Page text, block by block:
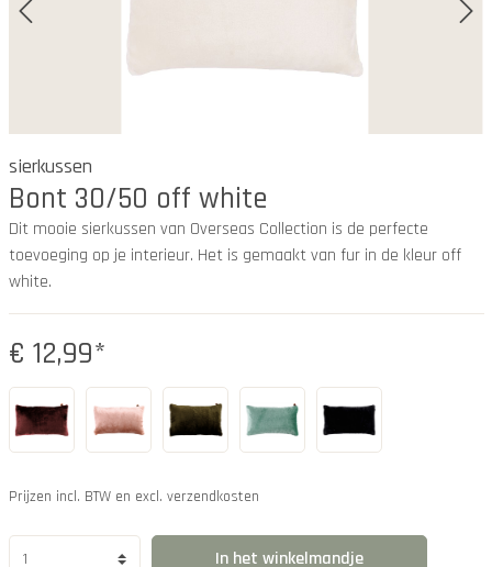
sierkussen
Bont 30/50 off white
Dit mooie sierkussen van Overseas Collection is de perfecte
toevoeging op je interieur. Het is gemaakt van fur in de kleur off
white.
€ 12,99*
Prijzen incl. BTW en excl. verzendkosten
In het winkelmandje